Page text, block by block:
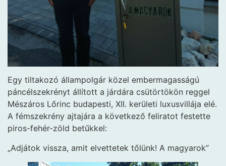
Egy tiltakozó állampolgár közel embermagasságú
páncélszekrényt állított a járdára csütörtökön reggel
Mészáros Lőrinc budapesti, XII. kerületi luxusvillája elé.
A fémszekrény ajtajára a következő feliratot festette
piros-fehér-zöld betűkkel:
„Adjátok vissza, amit elvettetek tőlünk! A magyarok”